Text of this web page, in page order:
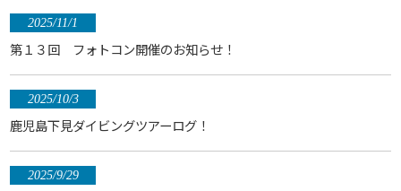
2025/11/1
第１３回 フォトコン開催のお知らせ！
2025/10/3
鹿児島下見ダイビングツアーログ！
2025/9/29